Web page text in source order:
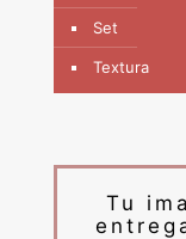
Set
Textura
Tu